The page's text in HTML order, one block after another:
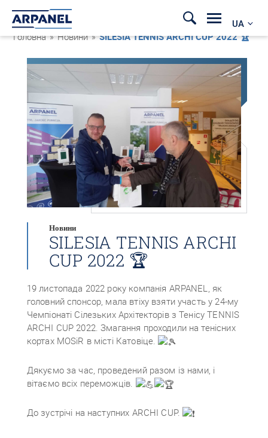
UA
Головна » Новини »SILESIA TENNIS ARCHI CUP 2022 🏆
Новини
SILESIA TENNIS ARCHI
CUP 2022 🏆
19 листопада 2022 року компанія ARPANEL, як
головний спонсор, мала втіху взяти участь у 24-му
Чемпіонаті Сілезьких Архітекторів з Тенісу TENNIS
ARCHI CUP 2022. Змагання проходили на тенісних
кортах MOSiR в місті Катовіце.
Дякуємо за час, проведений разом із нами, і
вітаємо всіх переможців.
До зустрічі на наступних ARCHI CUP.